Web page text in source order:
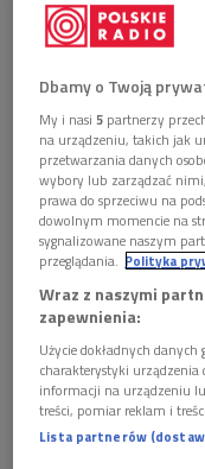
Piotr Matywiecki
(Dwukropek/
Piotr Matywiecki Foto:
Dbamy o Twoją
My i nasi 5 partnerzy
na urządzeniu, takich jak
przetwarzania danych
wybory lub zarządzać
prawa do sprzeciwu na
dowolnym momencie na
sygnalizowane naszym
przeglądania.
Polityka
Wraz z naszymi
zapewnienia:
Użycie dokładnych
charakterystyki
informacji na urządzeniu
treści, pomiar reklam i
Lista partnerów